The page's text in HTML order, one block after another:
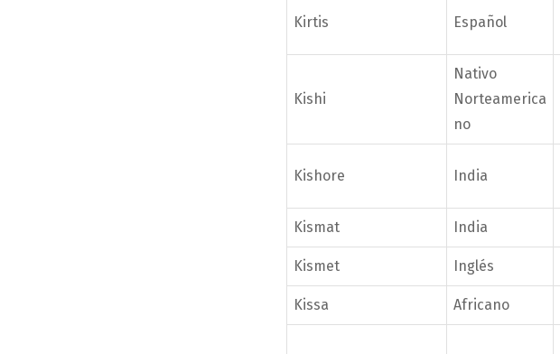
Kirtis Español
Kishi
Nativo
Norteamerica
no
Kishore India
Kismat India
Kismet Inglés
Kissa Africano